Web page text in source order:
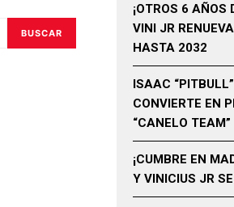
BUSCAR
¡OTROS 6 AÑOS
VINI JR
HASTA 2032
ISAAC
CONVIERTE EN
“CANELO TEAM”
¡CUMBRE EN
Y VINICIUS JR